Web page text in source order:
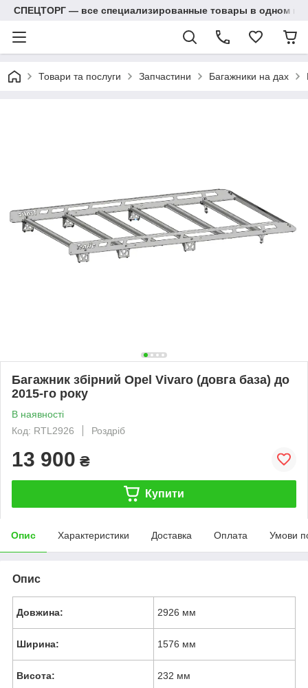
СПЕЦТОРГ — все специализированные товары в одном
Товари та послуги Запчастини Багажники на дах
Багажник збірний Opel Vivaro (довга база) до
2015-го року
В наявності
Код: RTL2926
Роздріб
13 900 ₴
Купити
Опис Характеристики Доставка Оплата Умови
Опис
Довжина: 2926 мм
Ширина: 1576 мм
Висота: 232 мм